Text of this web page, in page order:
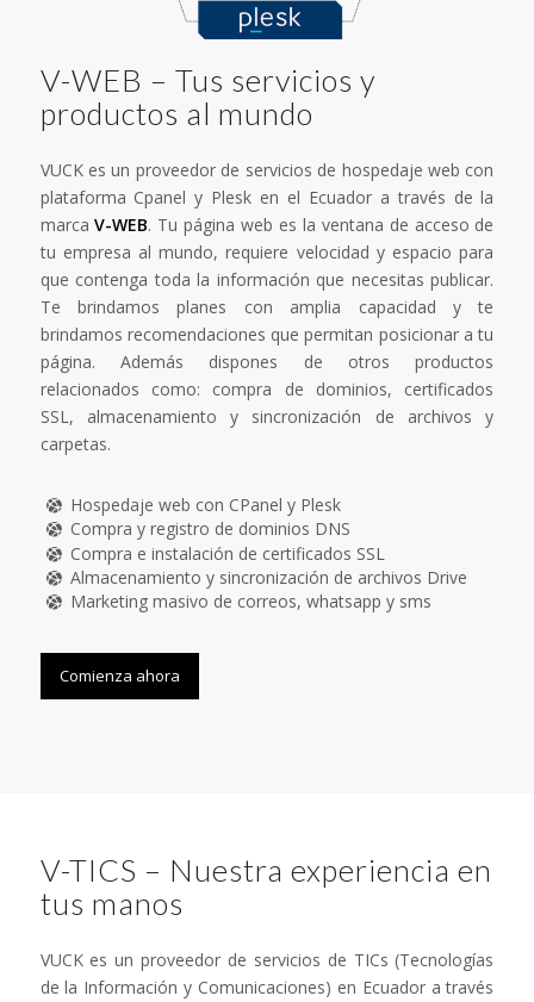
V-WEB – Tus servicios y
productos al mundo
VUCK es un proveedor de servicios de hospedaje web con
plataforma Cpanel y Plesk en el Ecuador a través de la
marcaV-WEB. Tu página web es la ventana de acceso de
tu empresa al mundo, requiere velocidad y espacio para
que contenga toda la información que necesitas publicar.
Te brindamos planes con amplia capacidad y te
brindamos recomendaciones que permitan posicionar a tu
página. Además dispones de otros productos
relacionados como: compra de dominios, certificados
SSL, almacenamiento y sincronización de archivos y
carpetas.
Hospedaje web con CPanel y Plesk
Compra y registro de dominios DNS
Compra e instalación de certificados SSL
Almacenamiento y sincronización de archivos Drive
Marketing masivo de correos, whatsapp y sms
Comienza ahora
V-TICS – Nuestra experiencia en
tus manos
VUCK es un proveedor de servicios de TICs (Tecnologías
de la Información y Comunicaciones) en Ecuador a través